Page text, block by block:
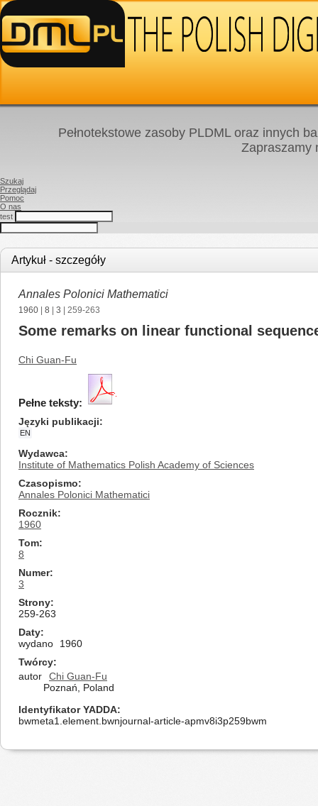
Pełnotekstowe zasoby PLDML oraz innych
Zapraszamy
Szukaj
Przeglądaj
Pomoc
O nas
test
Artykuł - szczegóły
Annales Polonici Mathematici
1960 8 3 | 259-263
Some remarks on linear functional
Chi Guan-Fu
Pełne teksty:
Języki publikacji
EN
Wydawca
Institute of Mathematics Polish Academy of Sciences
Czasopismo
Annales Polonici Mathematici
Rocznik
1960
Tom
8
Numer
3
Strony
259-263
Daty
wydano
1960
Twórcy
autor
Chi Guan-Fu
Poznań, Poland
Identyfikator YADDA
bwmeta1.element.bwnjournal-article-apmv8i3p259bwm